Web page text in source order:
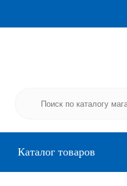
Каталог товаров